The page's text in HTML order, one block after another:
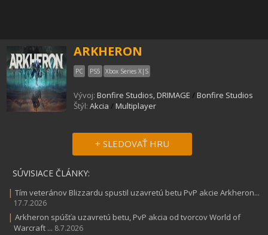
ARKHERON
PC PS5 Xbox Series X|S
Vývoj: Bonfire Studios, DRIMAGE / Bonfire Studios
Štýl: Akcia / Multiplayer
+ SLEDOVAŤ HRU
SÚVISIACE ČLÁNKY:
| Tím veteránov Blizzardu spustil uzavretú betu PvP akcie Arkheron...
17.7.2026
| Arkheron spúšťa uzavretú betu, PvP akcia od tvorcov World of
Warcraft ... 8.7.2026